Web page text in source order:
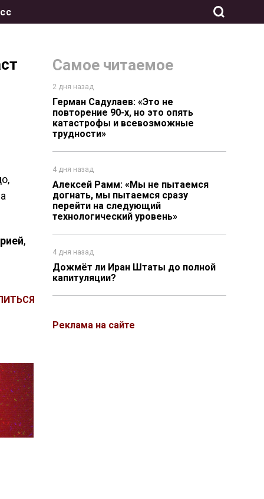
Самое читаемое
2 дня назад
Герман Садулаев: «Это не
повторение 90-х, но это опять
катастрофы и всевозможные
трудности»
4 дня назад
Алексей Рамм: «Мы не пытаемся
догнать, мы пытаемся сразу
перейти на следующий
технологический уровень»
4 дня назад
Дожмёт ли Иран Штаты до полной
капитуляции?
Реклама на сайте
,